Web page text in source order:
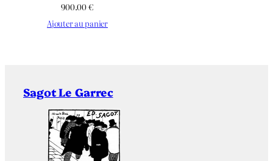
900.00€
Ajouter au panier
Sagot Le Garrec